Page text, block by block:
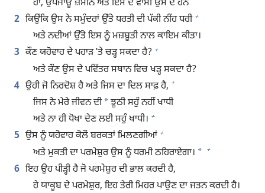
ਹਾਂ, ਉਪਜਾਊ ਜ਼ਮੀਨ ਅਤੇ ਇਸ ਦੇ ਵਾਸੀ ਉਸ ਦੇ ਹਨ
2 ਕਿਉਂਕਿ ਉਸ ਨੇ ਸਮੁੰਦਰਾਂ ਉੱਤੇ ਧਰਤੀ ਦੀ ਪੱਕੀ ਨੀਂਹ ਧਰੀ +
ਅਤੇ ਨਦੀਆਂ ਉੱਤੇ ਇਸ ਨੂੰ ਮਜ਼ਬੂਤੀ ਨਾਲ ਕਾਇਮ ਕੀਤਾ।
3 ਕੌਣ ਯਹੋਵਾਹ ਦੇ ਪਹਾੜ ʼਤੇ ਚੜ੍ਹ ਸਕਦਾ ਹੈ? +
ਅਤੇ ਕੌਣ ਉਸ ਦੇ ਪਵਿੱਤਰ ਸਥਾਨ ਵਿਚ ਖੜ੍ਹ ਸਕਦਾ ਹੈ?
4 ਉਹੀ ਜੋ ਨਿਰਦੋਸ਼ ਹੈ ਅਤੇ ਜਿਸ ਦਾ ਦਿਲ ਸਾਫ਼ ਹੈ, +
ਜਿਸ ਨੇ ਮੇਰੇ ਜੀਵਨ ਦੀ *ਝੂਠੀ ਸਹੁੰ ਨਹੀਂ ਖਾਧੀ
ਅਤੇ ਨਾ ਹੀ ਧੋਖਾ ਦੇਣ ਲਈ ਸਹੁੰ ਖਾਧੀ। +
5 ਉਸ ਨੂੰ ਯਹੋਵਾਹ ਕੋਲੋਂ ਬਰਕਤਾਂ ਮਿਲਣਗੀਆਂ +
ਅਤੇ ਮੁਕਤੀ ਦਾ ਪਰਮੇਸ਼ੁਰ ਉਸ ਨੂੰ ਧਰਮੀ ਠਹਿਰਾਏਗਾ। * +
6 ਇਹ ਉਹ ਪੀੜ੍ਹੀ ਹੈ ਜੋ ਪਰਮੇਸ਼ੁਰ ਦੀ ਭਾਲ ਕਰਦੀ ਹੈ,
ਹੇ ਯਾਕੂਬ ਦੇ ਪਰਮੇਸ਼ੁਰ, ਇਹ ਤੇਰੀ ਮਿਹਰ ਪਾਉਣ ਦਾ ਜਤਨ ਕਰਦੀ ਹੈ।